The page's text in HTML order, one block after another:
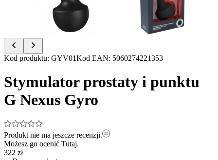
Item
of
2
Kod produktu: GYV01Kod EAN: 5060274221353
Stymulator prostaty i punktu
G Nexus Gyro
Produkt nie ma jeszcze recenzji.
Możesz go ocenić Tutaj.
322 zł